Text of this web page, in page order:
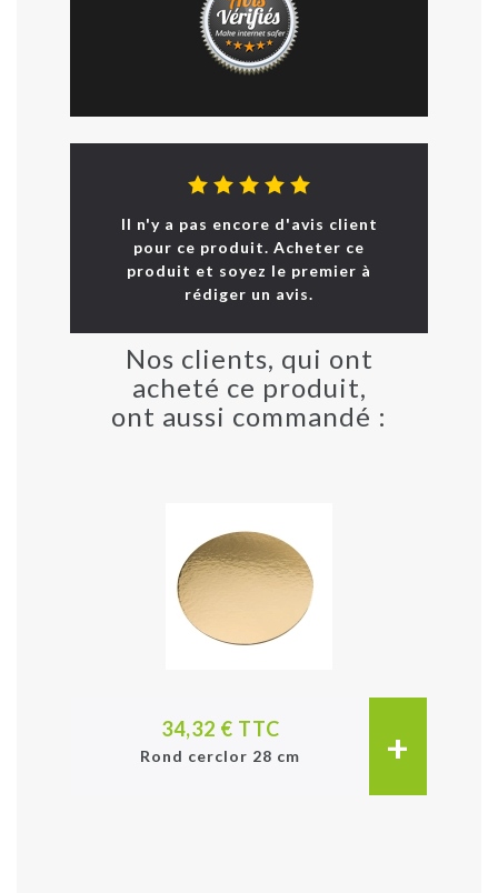
Il n'y a pas encore d'avis client
pour ce produit. Acheter ce
produit et soyez le premier à
rédiger un avis.
Nos clients, qui ont
acheté ce produit,
ont aussi commandé :
34,32 € TTC
Rond cerclor 28 cm +